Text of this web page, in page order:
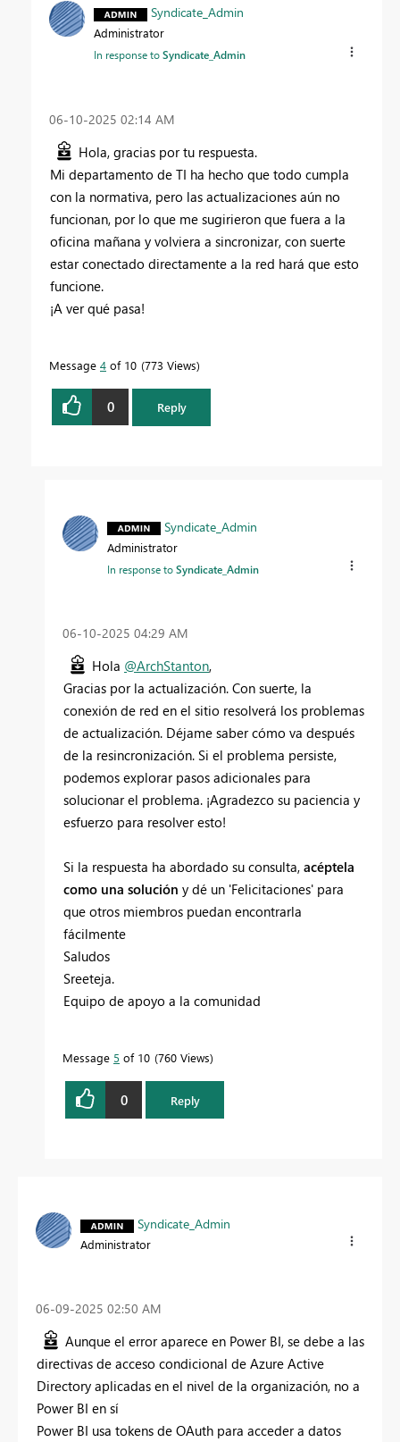
Syndicate_Admin
Administrator
In response toSyndicate_Admin
‎06-10-2025 02:14 AM
Hola, gracias por tu respuesta.
Mi departamento de TI ha hecho que todo cumpla
con la normativa, pero las actualizaciones aún no
funcionan, por lo que me sugirieron que fuera a la
oficina mañana y volviera a sincronizar, con suerte
estar conectado directamente a la red hará que esto
funcione.
¡A ver qué pasa!
Message 4 of 10 773 Views
0 Reply
Syndicate_Admin
Administrator
In response toSyndicate_Admin
‎06-10-2025 04:29 AM
Hola @ArchStanton,
Gracias por la actualización. Con suerte, la
conexión de red en el sitio resolverá los problemas
de actualización. Déjame saber cómo va después
de la resincronización. Si el problema persiste,
podemos explorar pasos adicionales para
solucionar el problema. ¡Agradezco su paciencia y
esfuerzo para resolver esto!
Si la respuesta ha abordado su consulta, acéptela
como una solución y dé un 'Felicitaciones' para
que otros miembros puedan encontrarla
fácilmente
Saludos
Sreeteja.
Equipo de apoyo a la comunidad
Message 5 of 10 760 Views
0 Reply
Syndicate_Admin
Administrator
‎06-09-2025 02:50 AM
Aunque el error aparece en Power BI, se debe a las
directivas de acceso condicional de Azure Active
Directory aplicadas en el nivel de la organización, no a
Power BI en sí
Power BI usa tokens de OAuth para acceder a datos